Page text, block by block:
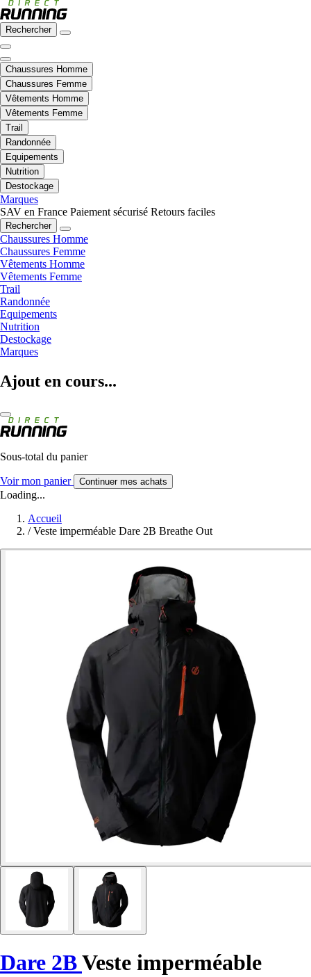
Rechercher
Chaussures Homme
Chaussures Femme
Vêtements Homme
Vêtements Femme
Trail
Randonnée
Equipements
Nutrition
Destockage
Marques
SAV en France Paiement sécurisé Retours faciles
Rechercher
Chaussures Homme
Chaussures Femme
Vêtements Homme
Vêtements Femme
Trail
Randonnée
Equipements
Nutrition
Destockage
Marques
Ajout en cours...
Sous-total du panier
Voir mon panier Continuer mes achats
Loading...
Accueil
/ Veste imperméable Dare 2B Breathe Out
Dare 2BVeste imperméable